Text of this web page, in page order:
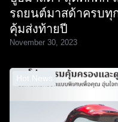
รถยนต์มาสด้าครบทุ
คุ้มส่งท้ายปี
November 30, 2023
Hot News